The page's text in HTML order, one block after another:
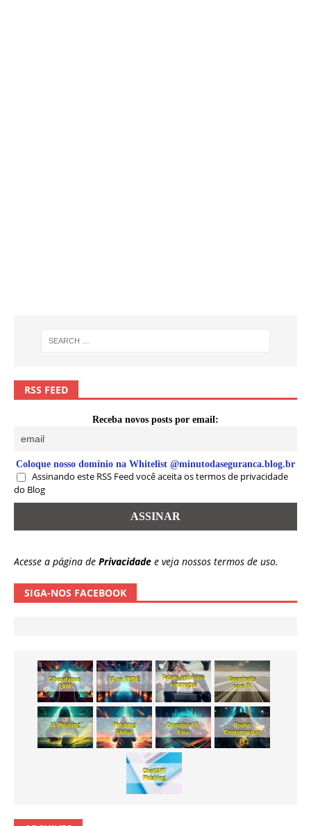
RSS FEED
Receba novos posts por email:
Coloque nosso domínio na Whitelist @minutodaseguranca.blog.br
Assinando este RSS Feed você aceita os termos de privacidade
do Blog
Acesse a página de Privacidade e veja nossos termos de uso.
SIGA-NOS FACEBOOK